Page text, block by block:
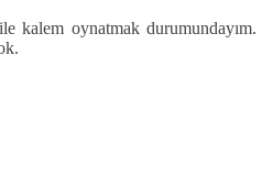
kalem oynatmak